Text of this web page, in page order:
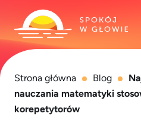
Strona główna Blog
nauczania matematyki
korepetytorów